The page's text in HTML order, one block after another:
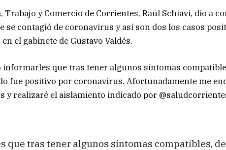
y Comercio de Corrientes, Raúl Schiavi, dio a
se contagió de coronavirus y así son dos los casos
el gabinete de Gustavo Valdés.
informarles que tras tener algunos síntomas
fue positivo por coronavirus. Afortunadamente me
y realizaré el aislamiento indicado por
que tras tener algunos síntomas compatibles,